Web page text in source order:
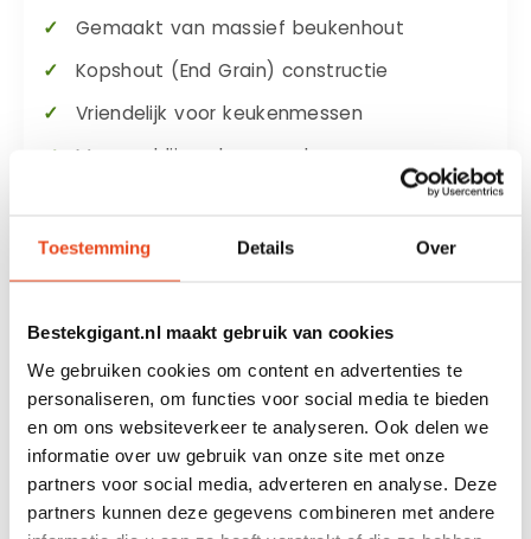
Toestemming Details Over
Bestekgigant.nl maakt gebruik van cookies
We gebruiken cookies om content en advertenties te
personaliseren, om functies voor social media te bieden
en om ons websiteverkeer te analyseren. Ook delen we
informatie over uw gebruik van onze site met onze
partners voor social media, adverteren en analyse. Deze
partners kunnen deze gegevens combineren met andere
Gemaakt van massief beukenhout
Kopshout (End Grain) constructie
Vriendelijk voor keukenmessen
Messen blijven langer scherp
Voorzien van sapgeul
Praktische geïntegreerde handgrepen
Voorgeolied en direct klaar voor gebruik
Ook perfect als luxe serveerplank
Kopshout: ontworpen voor
jarenlang gebruik
Bij eenkopshouten snijplank (End Grain)